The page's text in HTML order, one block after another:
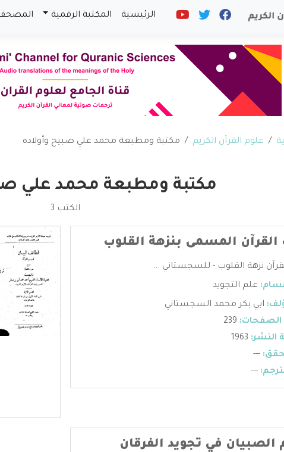
الرئيسية المكتبة الرقمية
علوم القرآن الكريم مكتبة ومطبعة محمد علي صبيح وأولاده
مكتبة ومطبعة محمد علي
الكتب 3
القرآن المسمى بنزهة القلوب
نزهة القلوب - للسجستاني ...
علم التجويد
ابي بكر محمد السجستاني
الصفحات:
النشر:
---
---
الصبيان في تجويد الفرقان